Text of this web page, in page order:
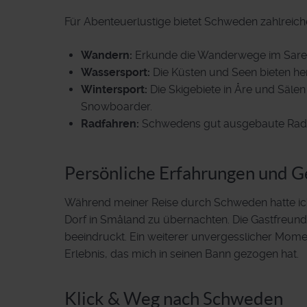
Für Abenteuerlustige bietet Schweden
Wandern: Erkunde die Wanderwege im
Wassersport: Die Küsten und Seen bieten
Wintersport: Die Skigebiete in Åre und
Snowboarder.
Radfahren: Schwedens gut ausgebaute
Persönliche Erfahrungen und
Während meiner Reise durch Schweden hatte
Dorf in Småland zu übernachten. Die
beeindruckt. Ein weiterer unvergesslicher
Erlebnis, das mich in seinen Bann gezogen hat.
Klick & Weg nach Schweden